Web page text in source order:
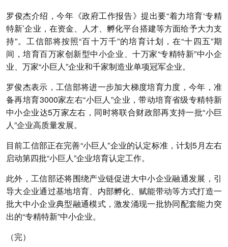
罗俊杰介绍，今年《政府工作报告》提出要“着力培育‘专精
特新’企业，在资金、人才、孵化平台搭建等方面给予大力支
持”。工信部将按照“百十万千”的培育计划，在“十四五”期
间，培育百万家创新型中小企业、十万家“专精特新”中小企
业、万家“小巨人”企业和千家制造业单项冠军企业。
罗俊杰表示，工信部将进一步加大梯度培育力度，今年，准
备再培育3000家左右“小巨人”企业，带动培育省级专精特新
中小企业达5万家左右，同时将联合财政部再支持一批“小巨
人”企业高质量发展。
目前工信部正在完善“小巨人”企业的认定标准，计划5月左右
启动第四批“小巨人”企业培育认定工作。
此外，工信部还将围绕产业链促进大中小企业融通发展，引
导大企业通过基地培育、内部孵化、赋能带动等方式打造一
批大中小企业典型融通模式，激发涌现一批协同配套能力突
出的“专精特新”中小企业。
（完）